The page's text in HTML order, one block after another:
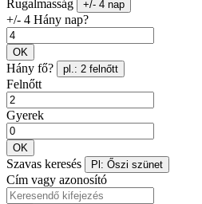
Rugalmasság +/- 4 nap
+/- 4 Hány nap?
OK
Hány fő? pl.: 2 felnőtt
Felnőtt
Gyerek
OK
Szavas keresés Pl: Őszi szünet
Cím vagy azonosító